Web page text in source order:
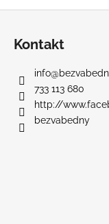
Kontakt
info@
733 113 680
http://
bezvabedny